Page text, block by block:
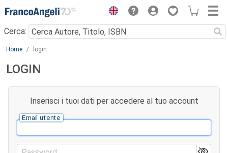
Menu
Cerca:
Main content
Home login
LOGIN
Inserisci i tuoi dati per accedere al tuo account
Email utente